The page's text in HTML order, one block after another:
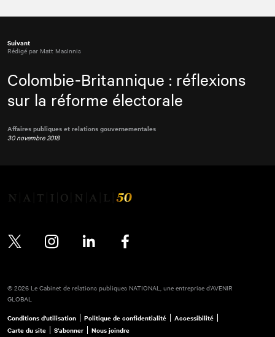
Suivant
Rédigé par Matt MacInnis
Colombie-Britannique : réflexions
sur la réforme électorale
Affaires publiques et relations gouvernementales
30 novembre 2018
© 2026 Le Cabinet de relations publiques NATIONAL, une entreprise d’AVENIR
GLOBAL
Conditions d'utilisation Politique de confidentialité
Accessibilité
Carte du site
S'abonner Nous joindre